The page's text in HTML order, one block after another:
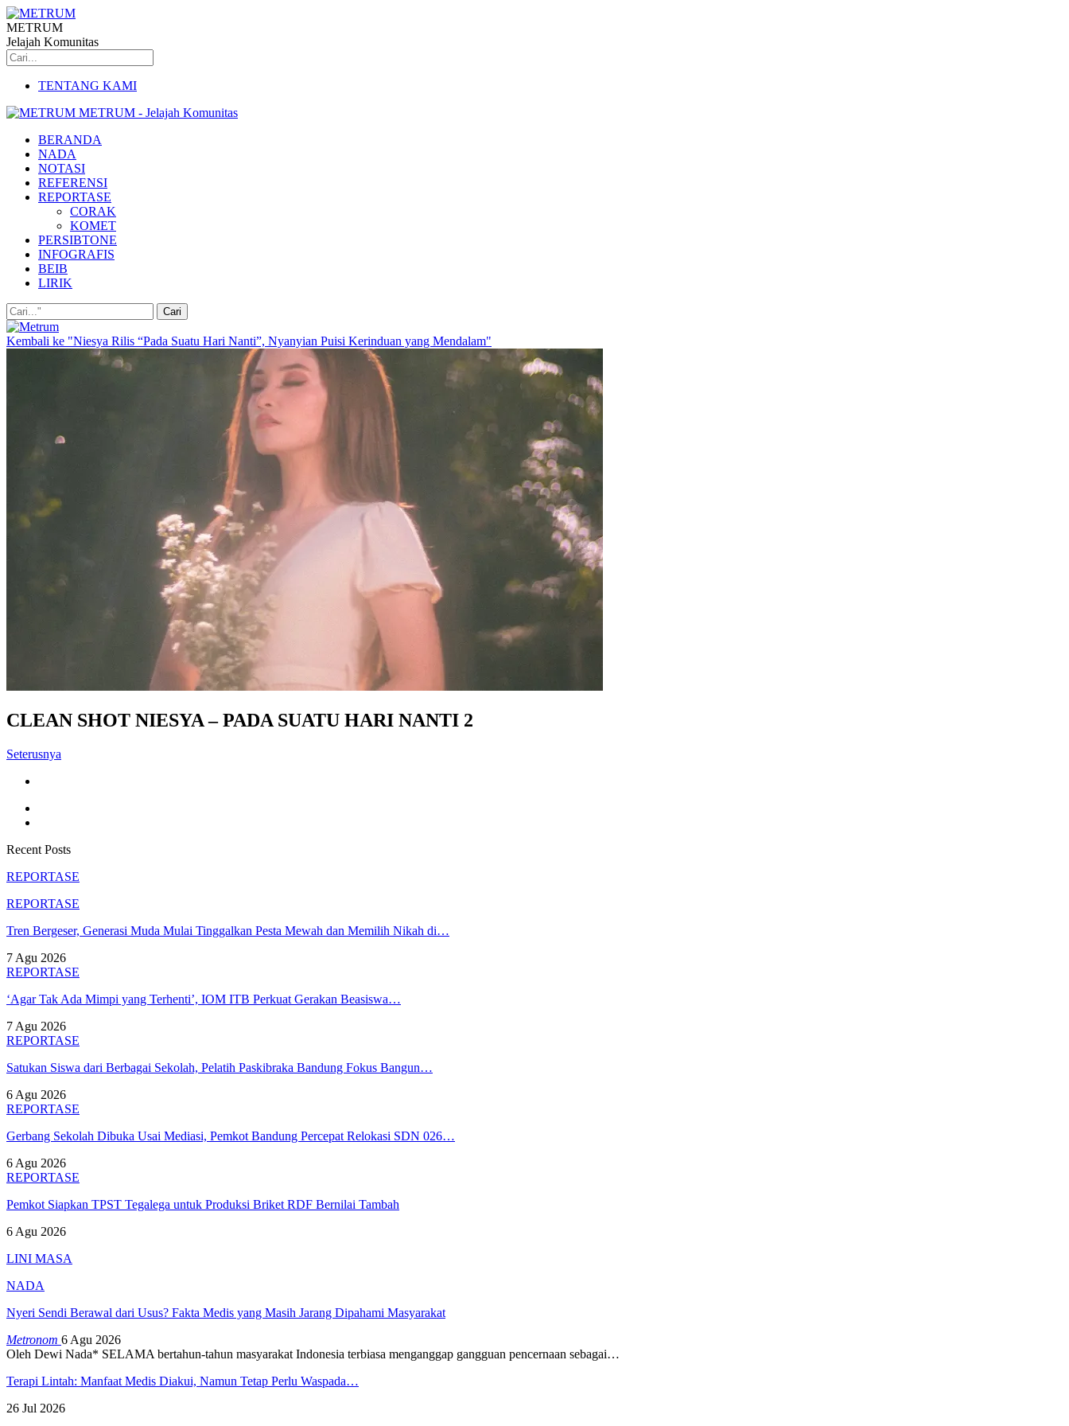
METRUM
Jelajah Komunitas
TENTANG KAMI
METRUM - Jelajah Komunitas
BERANDA
NADA
NOTASI
REFERENSI
REPORTASE
CORAK
KOMET
PERSIBTONE
INFOGRAFIS
BEIB
LIRIK
Kembali ke "Niesya Rilis “Pada Suatu Hari Nanti”, Nyanyian Puisi Kerinduan yang Mendalam"
CLEAN SHOT NIESYA – PADA SUATU HARI NANTI 2
Seterusnya
Recent Posts
REPORTASE
REPORTASE
Tren Bergeser, Generasi Muda Mulai Tinggalkan Pesta Mewah dan Memilih Nikah di…
7 Agu 2026
REPORTASE
‘Agar Tak Ada Mimpi yang Terhenti’, IOM ITB Perkuat Gerakan Beasiswa…
7 Agu 2026
REPORTASE
Satukan Siswa dari Berbagai Sekolah, Pelatih Paskibraka Bandung Fokus Bangun…
6 Agu 2026
REPORTASE
Gerbang Sekolah Dibuka Usai Mediasi, Pemkot Bandung Percepat Relokasi SDN 026…
6 Agu 2026
REPORTASE
Pemkot Siapkan TPST Tegalega untuk Produksi Briket RDF Bernilai Tambah
6 Agu 2026
LINI MASA
NADA
Nyeri Sendi Berawal dari Usus? Fakta Medis yang Masih Jarang Dipahami Masyarakat
Metronom 6 Agu 2026
Oleh Dewi Nada* SELAMA bertahun-tahun masyarakat Indonesia terbiasa menganggap gangguan pencernaan sebagai…
Terapi Lintah: Manfaat Medis Diakui, Namun Tetap Perlu Waspada…
26 Jul 2026